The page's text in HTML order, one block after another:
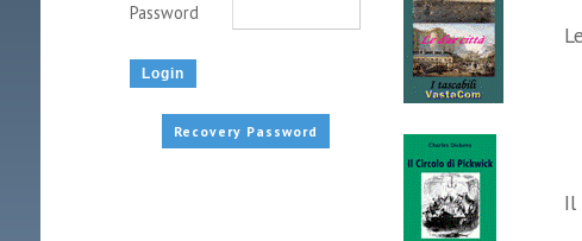
Password
Recovery Password
Il